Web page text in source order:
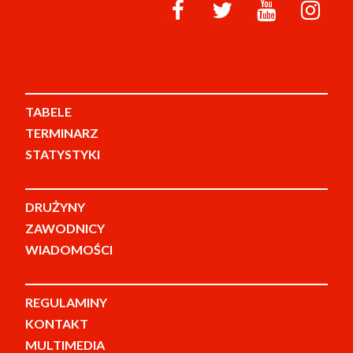
TABELE
TERMINARZ
STATYSTYKI
DRUŻYNY
ZAWODNICY
WIADOMOŚCI
REGULAMINY
KONTAKT
MULTIMEDIA